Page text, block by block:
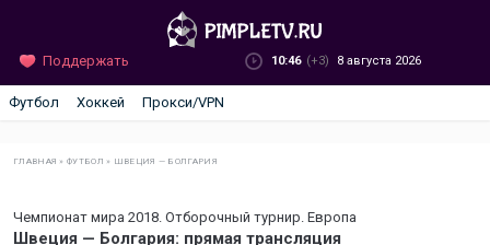
Поддержать 10:46 (+3) 8 августа 2026
Футбол Хоккей Прокси/VPN
ГЛАВНАЯ »ФУТБОЛ » ШВЕЦИЯ — БОЛГАРИЯ
Чемпионат мира 2018. Отборочный турнир. Европа
Швеция — Болгария: прямая трансляция